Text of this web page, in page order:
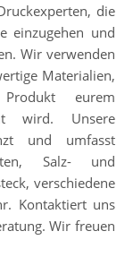
die
einzugehen und
Wir verwenden
Materialien,
eurem
wird. Unsere
und umfasst
Salz- und
verschiedene
Kontaktiert uns
Wir freuen